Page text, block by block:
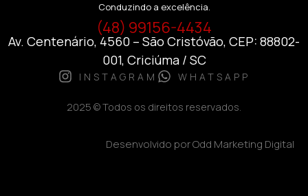
Conduzindo a excelência.
(48) 99156-4434
Av. Centenário, 4560 – São Cristóvão, CEP: 88802-
001, Criciúma / SC
INSTAGRAM WHATSAPP
2025 © Todos os direitos reservados.
Desenvolvido por Odd Marketing Digital